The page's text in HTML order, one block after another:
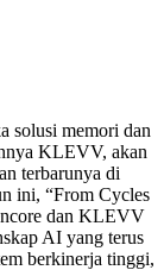
solusi memori dan
KLEVV, akan
terbarunya di
ini, “From Cycles
dan KLEVV
AI yang terus
berkinerja tinggi,